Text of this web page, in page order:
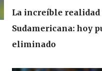
La increíble realidad
Sudamericana: hoy
eliminado